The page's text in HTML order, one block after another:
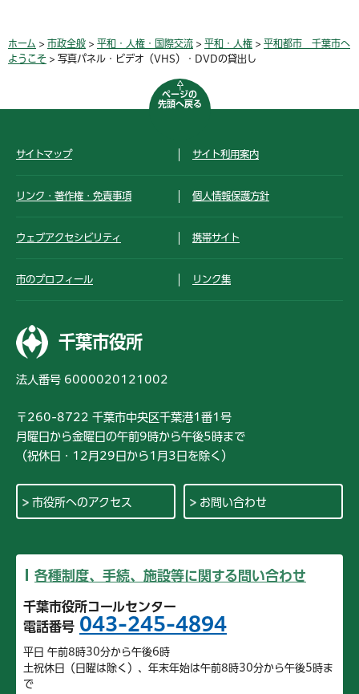
ホーム > 市政全般 > 平和・人権・国際交流 > 平和・人権 > 平和都市 千葉市へ
ようこそ > 写真パネル・ビデオ（VHS）・DVDの貸出し
ページの
先頭へ戻る
サイトマップ サイト利用案内
リンク・著作権・免責事項 個人情報保護方針
ウェブアクセシビリティ 携帯サイト
市のプロフィール リンク集
千葉市役所
法人番号 6000020121002
〒260-8722 千葉市中央区千葉港1番1号
月曜日から金曜日の午前9時から午後5時まで
（祝休日・12月29日から1月3日を除く）
市役所へのアクセス お問い合わせ
各種制度、手続、施設等に関する問い合わせ
千葉市役所コールセンター
電話番号 043-245-4894
平日 午前8時30分から午後6時
土祝休日（日曜は除く）、年末年始は午前8時30分から午後5時ま
で